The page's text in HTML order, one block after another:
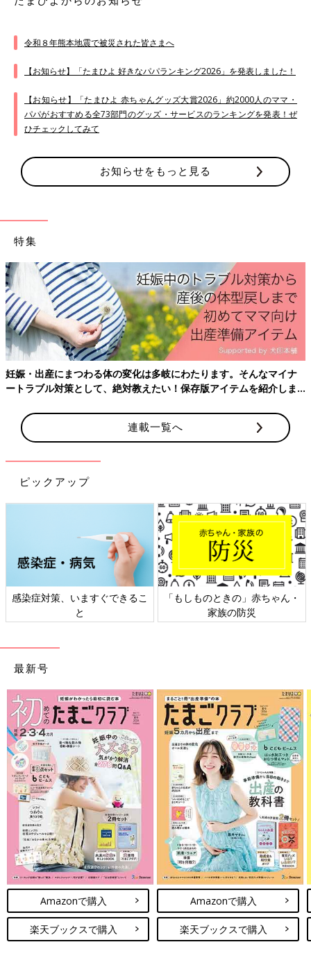
令和８年熊本地震で被災された皆さまへ
【お知らせ】「たまひよ 好きなパパランキング2026」を発表しました！
【お知らせ】「たまひよ 赤ちゃんグッズ大賞2026」約2000人のママ・
パパがおすすめる全73部門のグッズ・サービスのランキングを発表！ぜ
ひチェックしてみて
お知らせをもっと見る
特集
妊娠・出産にまつわる体の変化は多岐にわたります。そんなマイナ
ートラブル対策として、絶対教えたい！保存版アイテムを紹介しま
連載一覧へ
ピックアップ
感染症対策、いますぐできるこ
と
「もしものときの」赤ちゃん・
家族の防災
最新号
Amazonで購入
楽天ブックスで購入
Amazonで購入
楽天ブックスで購入